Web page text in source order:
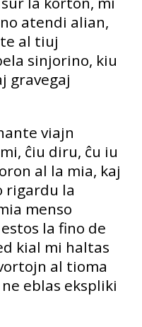
atendi alian,
al tiuj
sinjorino, kiu
gravegaj
viajn
ĉiu diru, ĉu iu
al la mia, kaj
rigardu la
menso
la fino de
kial mi haltas
al tioma
eblas ekspliki